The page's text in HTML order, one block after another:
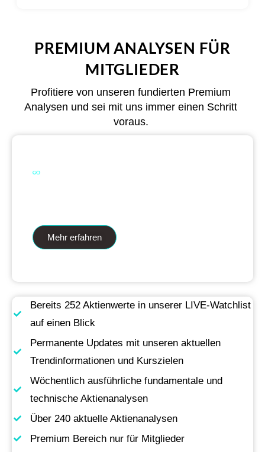
PREMIUM ANALYSEN FÜR
MITGLIEDER
Profitiere von unseren fundierten Premium
Analysen und sei mit uns immer einen Schritt
voraus.
Mehr erfahren
Bereits 252 Aktienwerte in unserer LIVE-Watchlist
auf einen Blick
Permanente Updates mit unseren aktuellen
Trendinformationen und Kurszielen
Wöchentlich ausführliche fundamentale und
technische Aktienanalysen
Über 240 aktuelle Aktienanalysen
Premium Bereich nur für Mitglieder